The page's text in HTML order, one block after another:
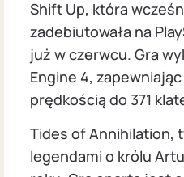
Shift Up, która
zadebiutowała na
już w czerwcu. Gra
Engine 4,
prędkością do 371
Tides of Annihilation,
legendami o królu